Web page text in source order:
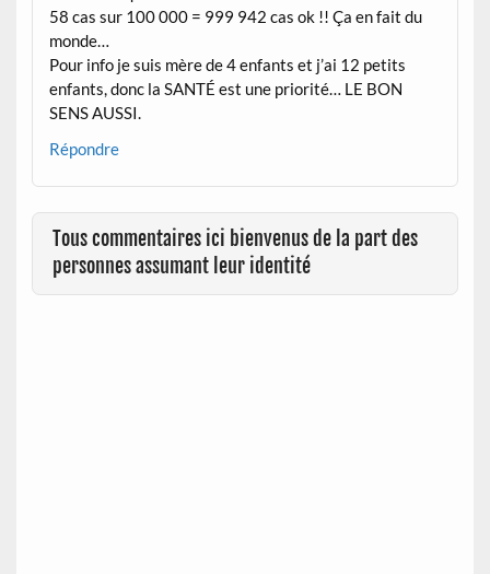
58 cas sur 100 000 = 999 942 cas ok !! Ça en fait du
monde…
Pour info je suis mère de 4 enfants et j’ai 12 petits
enfants, donc la SANTÉ est une priorité… LE BON
SENS AUSSI.
Répondre
Tous commentaires ici bienvenus de la part des
personnes assumant leur identité